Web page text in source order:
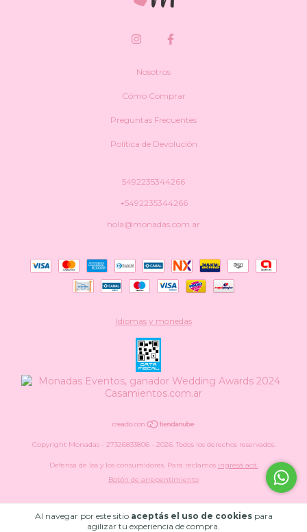
Al navegar por este sitio aceptás el uso de cookiespara
agilizar tu experiencia de compra.
Nosotros
Cómo Comprar
Preguntas Frecuentes
Política de Devolución
5492235344266
+5492235344266
hola@monadas.com.ar
Idiomas y monedas
Copyright Monadas - 27326833806 - 2026. Todos los derechos reservados.
Defensa de las y los consumidores. Para reclamos ingresá acá.
Botón de arrepentimiento